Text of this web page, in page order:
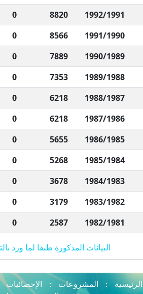
1992/1991
8820
0
1991/1990
8566
0
1990/1989
7889
0
1989/1988
7353
0
1988/1987
6218
0
1987/1986
6218
0
1986/1985
5655
0
1985/1984
5268
0
1984/1983
3678
0
1983/1982
3179
0
1982/1981
2587
0
البيانات المذكورة طبقا لما ورد
الرئيسية : المشروعات : الإحصائيات